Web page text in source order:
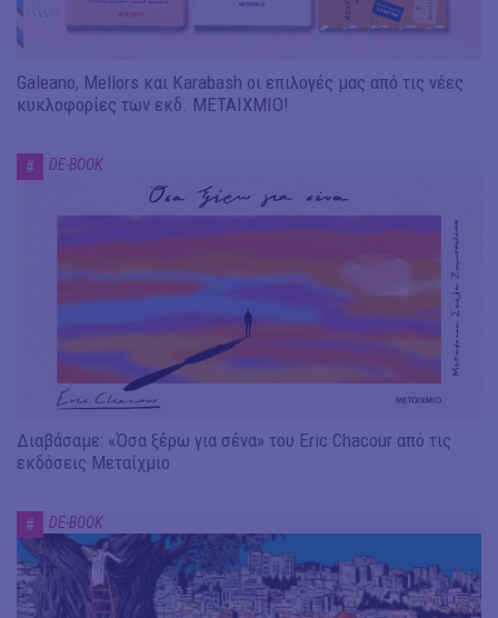
Galeano, Mellors και Karabash οι επιλογές μας από τις νέες
κυκλοφορίες των εκδ. ΜΕΤΑΙΧΜΙΟ!
# DE-BOOK
Διαβάσαμε: «Όσα ξέρω για σένα» του Eric Chacour από τις
εκδόσεις Μεταίχμιο
# DE-BOOK